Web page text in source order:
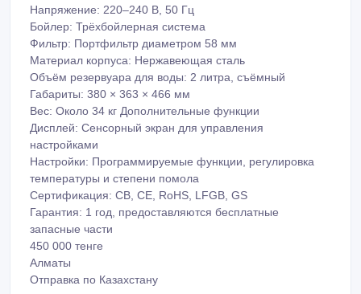
Напряжение: 220–240 В, 50 Гц
Бойлер: Трёхбойлерная система
Фильтр: Портфильтр диаметром 58 мм
Материал корпуса: Нержавеющая сталь
Объём резервуара для воды: 2 литра, съёмный
Габариты: 380 × 363 × 466 мм
Вес: Около 34 кг Дополнительные функции
Дисплей: Сенсорный экран для управления
настройками
Настройки: Программируемые функции, регулировка
температуры и степени помола
Сертификация: CB, CE, RoHS, LFGB, GS
Гарантия: 1 год, предоставляются бесплатные
запасные части
450 000 тенге
Алматы
Отправка по Казахстану